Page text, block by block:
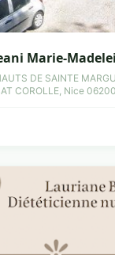
Marie-
DE SAINTE
COROLLE, Nice